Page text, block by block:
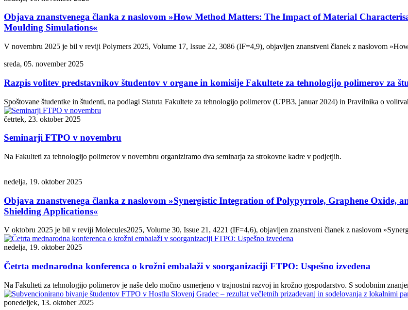
Objava znanstvenega članka z naslovom »How Method Matters: The Impact of Material
Moulding Simulations«
V novembru 2025 je bil v reviji Polymers 2025, Volume 17, Issue 22, 3086 (IF=4,9), objavljen znanstveni članek z naslovom
sreda, 05. november 2025
Razpis volitev predstavnikov študentov v organe in komisije Fakultete za tehnologijo polimerov za
Spoštovane študentke in študenti, na podlagi Statuta Fakultete za tehnologijo polimerov (UPB3, januar 2024) in Pravilnika o
četrtek, 23. oktober 2025
Seminarji FTPO v novembru
Na Fakulteti za tehnologijo polimerov v novembru organiziramo dva seminarja za strokovne kadre v podjetjih.
nedelja, 19. oktober 2025
Objava znanstvenega članka z naslovom »Synergistic Integration of Polypyrrole, Graphene Oxide,
Shielding Applications«
V oktobru 2025 je bil v reviji Molecules2025, Volume 30, Issue 21, 4221 (IF=4,6), objavljen znanstveni članek z naslovom
nedelja, 19. oktober 2025
Četrta mednarodna konferenca o krožni embalaži v soorganizaciji FTPO: Uspešno izvedena
Na Fakulteti za tehnologijo polimerov je naše delo močno usmerjeno v trajnostni razvoj in krožno gospodarstvo. S sodobnim
ponedeljek, 13. oktober 2025